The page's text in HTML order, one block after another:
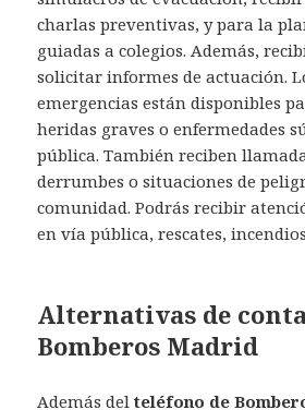
charlas preventivas, y para la
guiadas a colegios. Además,
solicitar informes de actuación.
emergencias están disponibles
heridas graves o enfermedades
pública. También reciben
derrumbes o situaciones de
comunidad. Podrás recibir
en vía pública, rescates,
Alternativas de
Bomberos Madrid
Además del teléfono de